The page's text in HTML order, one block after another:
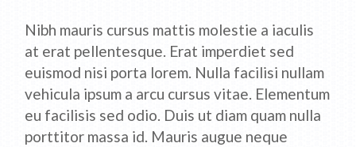
Nibh mauris cursus mattis molestie a iaculis
at erat pellentesque. Erat imperdiet sed
euismod nisi porta lorem. Nulla facilisi nullam
vehicula ipsum a arcu cursus vitae. Elementum
eu facilisis sed odio. Duis ut diam quam nulla
porttitor massa id. Mauris augue neque